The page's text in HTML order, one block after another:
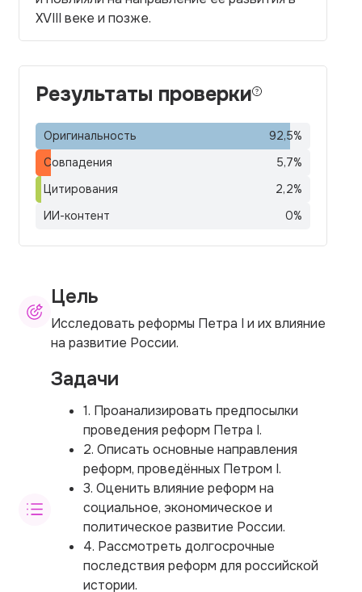
XVIII веке и позже.
Результаты проверки
Оригинальность 92,5%
Совпадения
5,7%
Цитирования
2,2%
ИИ-контент
0%
Цель
Исследовать реформы Петра I и их влияние
на развитие России.
Задачи
1. Проанализировать предпосылки
проведения реформ Петра I.
2. Описать основные направления
реформ, проведённых Петром I.
3. Оценить влияние реформ на
социальное, экономическое и
политическое развитие России.
4. Рассмотреть долгосрочные
последствия реформ для российской
истории.